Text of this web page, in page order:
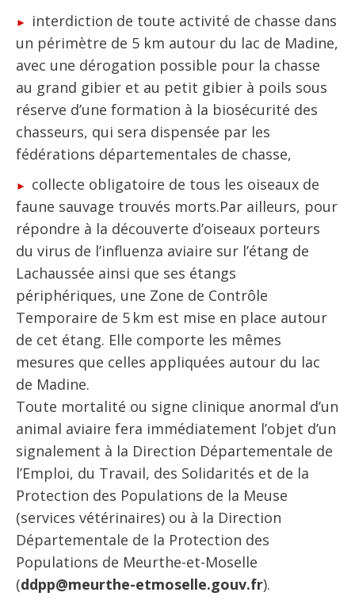
interdiction de toute activité de chasse dans
un périmètre de 5 km autour du lac de Madine,
avec une dérogation possible pour la chasse
au grand gibier et au petit gibier à poils sous
réserve d’une formation à la biosécurité des
chasseurs, qui sera dispensée par les
fédérations départementales de chasse,
collecte obligatoire de tous les oiseaux de
faune sauvage trouvés morts.Par ailleurs, pour
répondre à la découverte d’oiseaux porteurs
du virus de l’influenza aviaire sur l’étang de
Lachaussée ainsi que ses étangs
périphériques, une Zone de Contrôle
Temporaire de 5 km est mise en place autour
de cet étang. Elle comporte les mêmes
mesures que celles appliquées autour du lac
de Madine.
Toute mortalité ou signe clinique anormal d’un
animal aviaire fera immédiatement l’objet d’un
signalement à la Direction Départementale de
l’Emploi, du Travail, des Solidarités et de la
Protection des Populations de la Meuse
(services vétérinaires) ou à la Direction
Départementale de la Protection des
Populations de Meurthe-et-Moselle
(ddpp@meurthe-etmoselle.gouv.fr).